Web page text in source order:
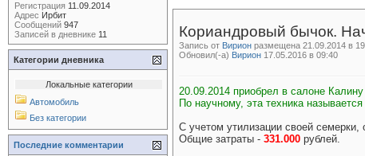
Кориандровый бычок.
Запись от Вирион размещена 21.09.2014 в
Обновил(-а) Вирион 17.05.2016 в 09:40
20.09.2014 приобрел в салоне
По научному, эта техника
С учетом утилизации своей
Общие затраты - 331.000 рублей.
Регистрация 11.09.2014
Адрес Ирбит
Сообщений 947
Записей в дневнике 11
Категории дневника
Локальные категории
Автомобиль
Без категории
Последние комментарии